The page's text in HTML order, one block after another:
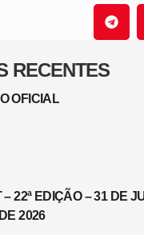
RECENTES
OFICIAL
22ª EDIÇÃO – 31 DE
2026